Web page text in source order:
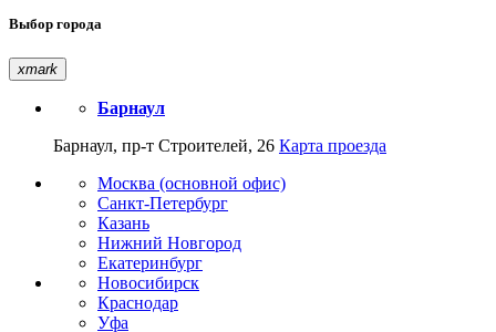
Выбор города
xmark
Барнаул
Барнаул, пр-т Строителей, 26 Карта проезда
Москва (основной офис)
Санкт-Петербург
Казань
Нижний Новгород
Екатеринбург
Новосибирск
Краснодар
Уфа